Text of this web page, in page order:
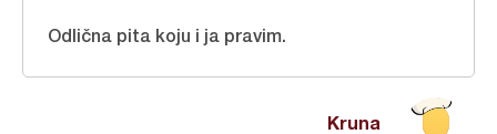
Kruna
Odlična pita koju i ja pravim.